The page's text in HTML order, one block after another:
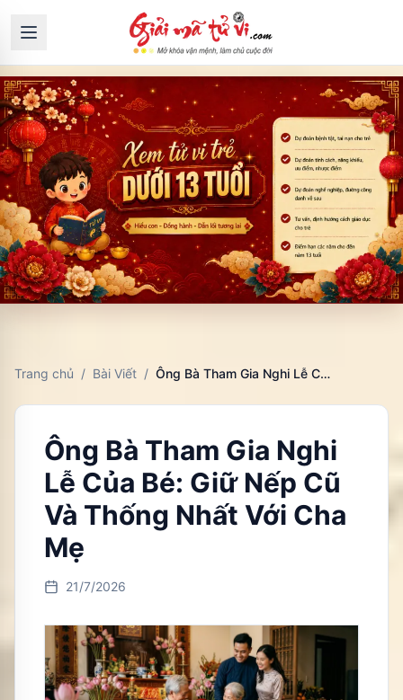
Trang chủ / Bài Viết / Ông Bà Tham Gia Nghi Lễ Của Bé: Giữ Nếp Cũ Và Thống Nhất Với Cha Mẹ
Ông Bà Tham Gia Nghi
Lễ Của Bé: Giữ Nếp Cũ
Và Thống Nhất Với Cha
Mẹ
21/7/2026